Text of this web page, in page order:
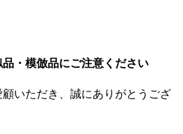
品・模倣品にご注意ください
いただき、誠にありがとうござ